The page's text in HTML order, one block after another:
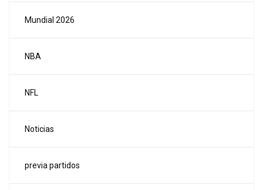
Mundial 2026
NBA
NFL
Noticias
previa partidos